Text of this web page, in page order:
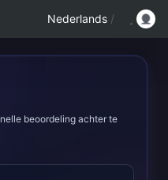
Nederlands /
beoordeling achter te